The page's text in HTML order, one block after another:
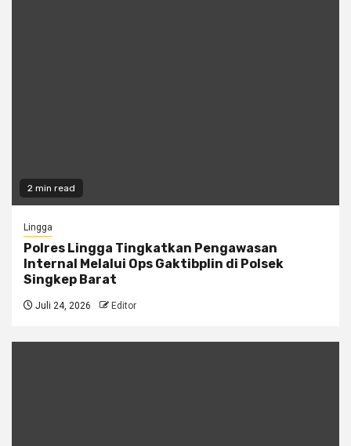
2 min read
Lingga
Polres Lingga Tingkatkan Pengawasan
Internal Melalui Ops Gaktibplin di Polsek
Singkep Barat
Juli 24, 2026 Editor